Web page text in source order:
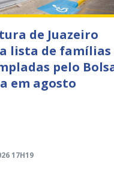
de Juazeiro
lista de famílias
pelo
em agosto
17H19